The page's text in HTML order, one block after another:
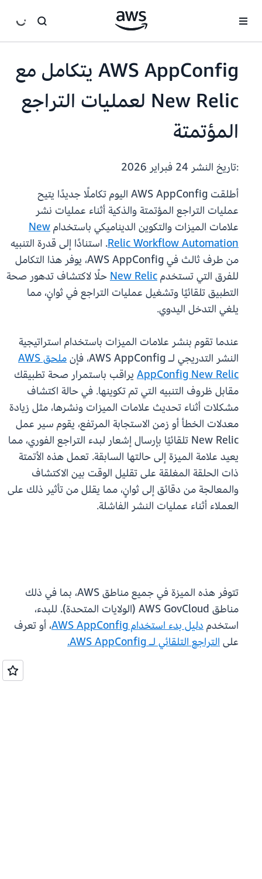
AWS AppConfig يتكامل مع
New Relic لعمليات التراجع
المؤتمتة
:تاريخ النشر
أطلقت AWS AppConfig اليوم تكاملًا جديدًا يتيح
عمليات التراجع المؤتمتة والذكية أثناء عمليات نشر
علامات الميزات والتكوين الديناميكي باستخدامNew
Relic Workflow Automation. استنادًا إلى قدرة التنبيه
من طرف ثالث في AWS AppConfig، يوفر هذا التكامل
للفرق التي تستخدمNew Relicحلًا لاكتشاف تدهور صحة
التطبيق تلقائيًا وتشغيل عمليات التراجع في ثوانٍ، مما
يلغي التدخل اليدوي.
عندما تقوم بنشر علامات الميزات باستخدام استراتيجية
النشر التدريجي لـ AWS AppConfig، فإن
ملحق AWS
AppConfig New Relic يراقب باستمرار صحة تطبيقك
مقابل ظروف التنبيه التي تم تكوينها. في حالة اكتشاف
مشكلات أثناء تحديث علامات الميزات ونشرها، مثل زيادة
معدلات الخطأ أو زمن الاستجابة المرتفع، يقوم سير عمل
New Relic تلقائيًا بإرسال إشعار لبدء التراجع الفوري، مما
يعيد علامة الميزة إلى حالتها السابقة. تعمل هذه الأتمتة
ذات الحلقة المغلقة على تقليل الوقت بين الاكتشاف
والمعالجة من دقائق إلى ثوانٍ، مما يقلل من تأثير ذلك على
العملاء أثناء عمليات النشر الفاشلة.
تتوفر هذه الميزة في جميع مناطق AWS، بما في ذلك
مناطق AWS GovCloud (الولايات المتحدة). للبدء،
استخدمدليل بدء استخدام AWS AppConfig
، أو تعرف
علىالتراجع التلقائي لـ AWS AppConfig.